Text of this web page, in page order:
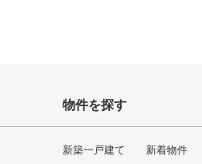
物件を探す
新築一戸建て
新着物件